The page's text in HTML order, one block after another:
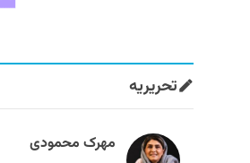
تحریریه
مهرک محمودی